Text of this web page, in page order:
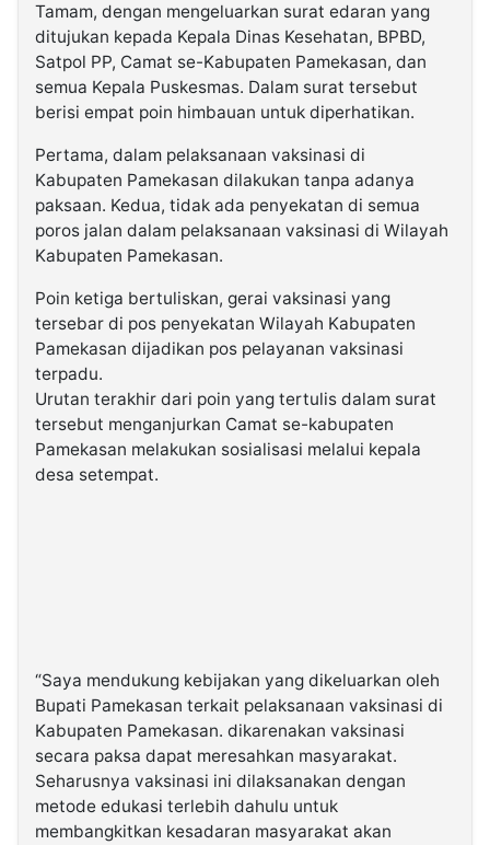
Tamam, dengan mengeluarkan surat edaran yang
ditujukan kepada Kepala Dinas Kesehatan, BPBD,
Satpol PP, Camat se-Kabupaten Pamekasan, dan
semua Kepala Puskesmas. Dalam surat tersebut
berisi empat poin himbauan untuk diperhatikan.
Pertama, dalam pelaksanaan vaksinasi di
Kabupaten Pamekasan dilakukan tanpa adanya
paksaan. Kedua, tidak ada penyekatan di semua
poros jalan dalam pelaksanaan vaksinasi di Wilayah
Kabupaten Pamekasan.
Poin ketiga bertuliskan, gerai vaksinasi yang
tersebar di pos penyekatan Wilayah Kabupaten
Pamekasan dijadikan pos pelayanan vaksinasi
terpadu.
Urutan terakhir dari poin yang tertulis dalam surat
tersebut menganjurkan Camat se-kabupaten
Pamekasan melakukan sosialisasi melalui kepala
desa setempat.
“Saya mendukung kebijakan yang dikeluarkan oleh
Bupati Pamekasan terkait pelaksanaan vaksinasi di
Kabupaten Pamekasan. dikarenakan vaksinasi
secara paksa dapat meresahkan masyarakat.
Seharusnya vaksinasi ini dilaksanakan dengan
metode edukasi terlebih dahulu untuk
membangkitkan kesadaran masyarakat akan